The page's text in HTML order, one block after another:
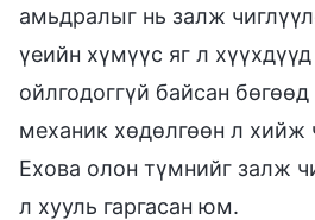
амьдралыг нь залж
үеийн хүмүүс яг л
ойлгодоггүй байсан
механик хөдөлгөөн л хийж
Ехова олон түмнийг залж
л хууль гаргасан юм.